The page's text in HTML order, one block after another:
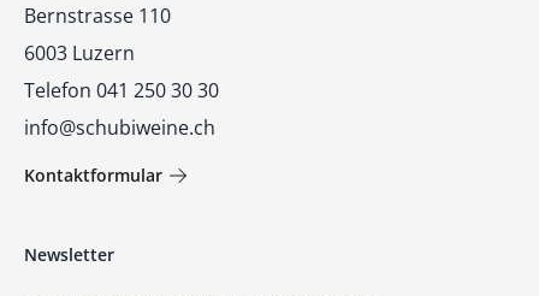
Bernstrasse 110
6003 Luzern
Telefon 041 250 30 30
info@schubiweine.ch
Kontaktformular
Newsletter